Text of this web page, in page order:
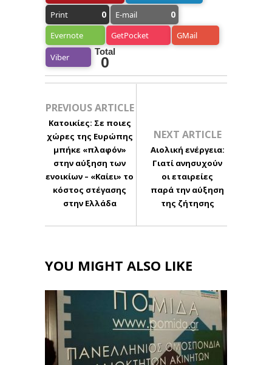
Print 0 E-mail 0
Evernote GetPocket GMail
Viber
Total
0
PREVIOUS ARTICLE
Κατοικίες: Σε ποιες
χώρες της Ευρώπης
μπήκε «πλαφόν»
στην αύξηση των
ενοικίων – «Καίει» το
κόστος στέγασης
στην Ελλάδα
NEXT ARTICLE
Αιολική ενέργεια:
Γιατί ανησυχούν
οι εταιρείες
παρά την αύξηση
της ζήτησης
YOU MIGHT ALSO LIKE